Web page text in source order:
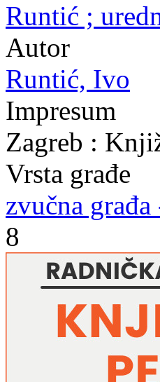
Runtić ;
Autor
Runtić, Ivo
Impresum
Zagreb :
Vrsta građe
zvučna građa
8